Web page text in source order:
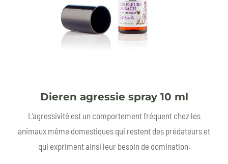
Dieren agressie spray 10 ml
L’agressivité est un comportement fréquent chez les
animaux même domestiques qui restent des prédateurs et
qui expriment ainsi leur besoin de domination.